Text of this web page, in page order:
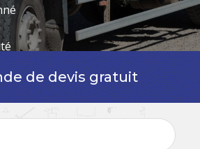
de devis gratuit